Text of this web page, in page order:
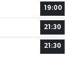
19:00
21:30
21:30